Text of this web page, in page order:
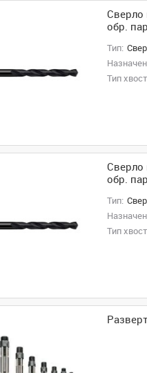
Сверло
обр.
Тип:
Тип
Сверло
обр.
Тип:
Тип